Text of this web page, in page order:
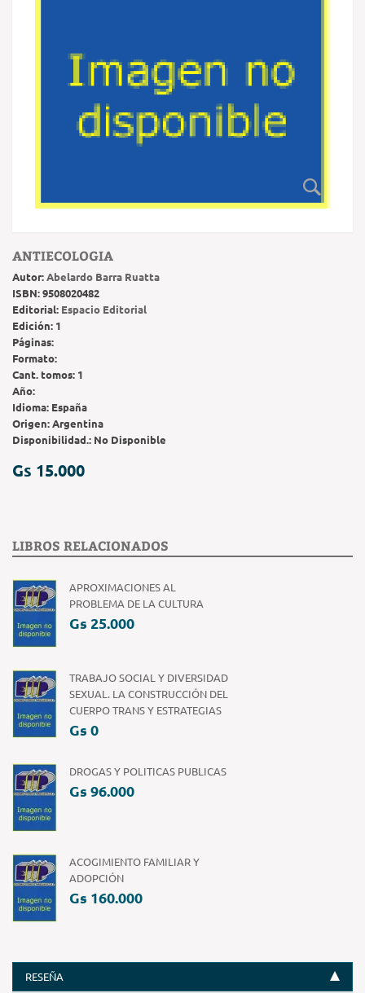
ANTIECOLOGIA
Autor:Abelardo Barra Ruatta
ISBN:9508020482
Editorial: Espacio Editorial
Edición: 1
Páginas:
Formato:
Cant. tomos: 1
Año:
Idioma: España
Origen:Argentina
Disponibilidad.: No Disponible
Gs 15.000
LIBROS RELACIONADOS
APROXIMACIONES AL
PROBLEMA DE LA CULTURA
Gs 25.000
TRABAJO SOCIAL Y DIVERSIDAD
SEXUAL. LA CONSTRUCCIÓN DEL
CUERPO TRANS Y ESTRATEGIAS
Gs 0
DROGAS Y POLITICAS PUBLICAS
Gs 96.000
ACOGIMIENTO FAMILIAR Y
ADOPCIÓN
Gs 160.000
RESEÑA